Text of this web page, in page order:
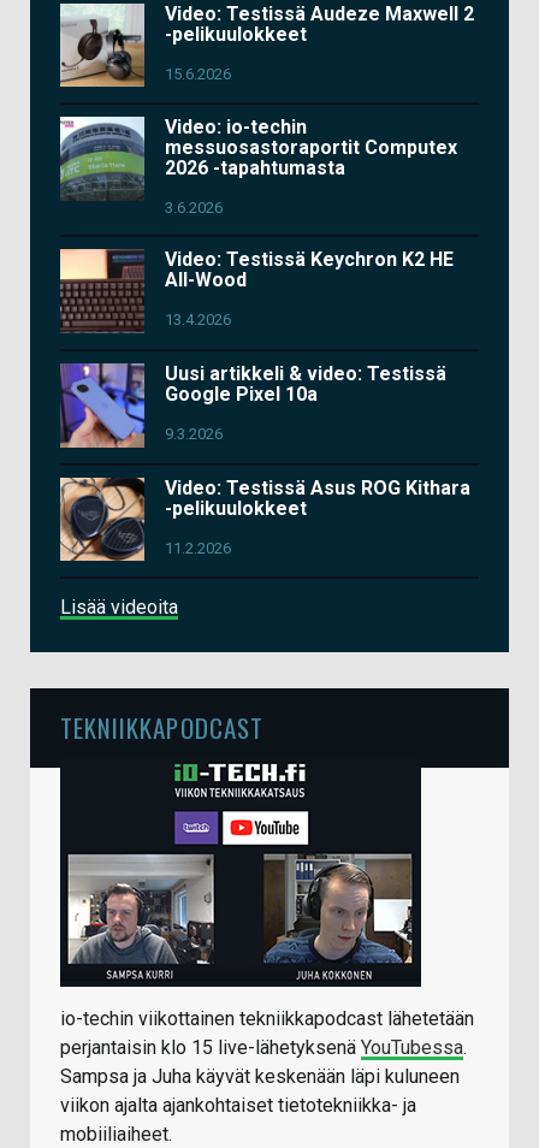
Video: Testissä Audeze Maxwell 2
-pelikuulokkeet
15.6.2026
Video: io-techin
messuosastoraportit Computex
2026 -tapahtumasta
3.6.2026
Video: Testissä Keychron K2 HE
All-Wood
13.4.2026
Uusi artikkeli & video: Testissä
Google Pixel 10a
9.3.2026
Video: Testissä Asus ROG Kithara
-pelikuulokkeet
11.2.2026
Lisää videoita
TEKNIIKKAPODCAST
io-techin viikottainen tekniikkapodcast lähetetään
perjantaisin klo 15 live-lähetyksenä YouTubessa.
Sampsa ja Juha käyvät keskenään läpi kuluneen
viikon ajalta ajankohtaiset tietotekniikka- ja
mobiiliaiheet.